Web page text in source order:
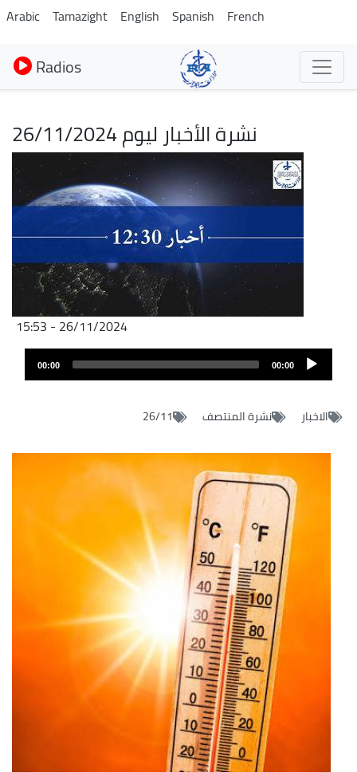
Aller
au
contenu
principal
Arabic Tamazight English Spanish French
Radios
نشرة الأخبار ليوم 26/11/2024
26/11/2024 - 15:53
Fichier
audio
00:00
00:00
الاخبار نشرة المنتصف 26/11